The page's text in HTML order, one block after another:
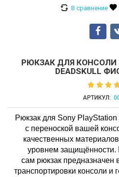
РЮКЗАК ДЛЯ КОНСОЛИ
DEADSKULL
АРТИКУЛ:
Рюкзак для Sony PlayStation
с переноской вашей
качественных
уровнем защищённости.
сам рюкзак предназначен
транспортировки консоли и